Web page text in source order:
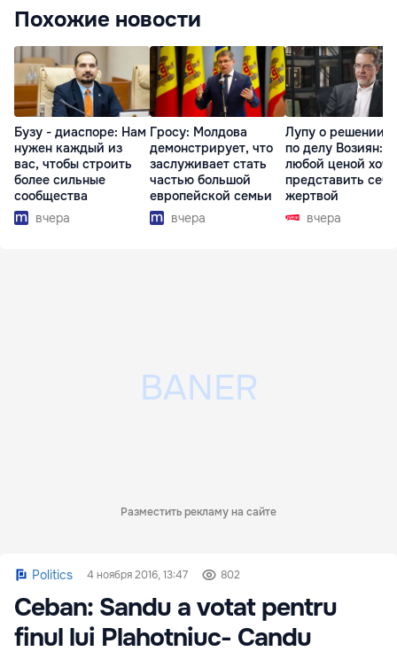
Похожие новости
Бузу - диаспоре: Нам
нужен каждый из
вас, чтобы строить
более сильные
сообщества
вчера
Гросу: Молдова
демонстрирует, что
заслуживает стать
частью большой
европейской семьи
вчера
Лупу о решении
по делу Возиян:
любой ценой
представить себя
жертвой
вчера
Разместить рекламу на сайте
Politics 4 ноября 2016, 13:47 802
Ceban: Sandu a votat pentru
finul lui Plahotniuc- Candu